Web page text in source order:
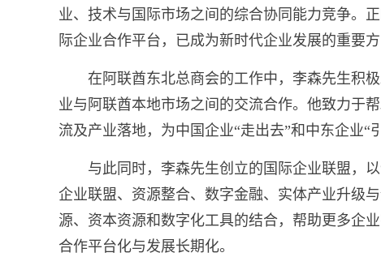
业、技术与国际市场之间的综合协同能力竞争。
际企业合作平台，已成为新时代企业发展的重要方
在阿联酋东北总商会的工作中，李森先生积
业与阿联酋本地市场之间的交流合作。他致力于
流及产业落地，为中国企业“走出去”和中东企业“
与此同时，李森先生创立的国际企业联盟，
企业联盟、资源整合、数字金融、实体产业升级
源、资本资源和数字化工具的结合，帮助更多企
合作平台化与发展长期化。